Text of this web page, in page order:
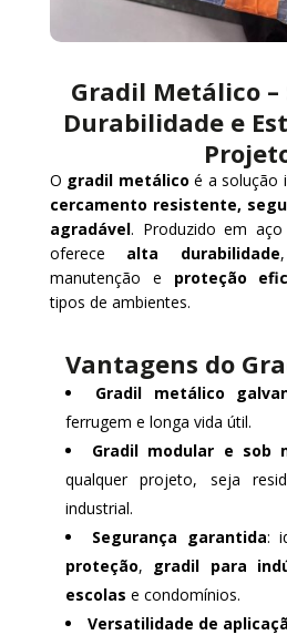
Gradil Metálico –
Durabilidade e
O gradil metálico é a solução
cercamento resistente,
agradável. Produzido em
oferece alta durabilidade
manutenção e proteção
tipos de ambientes.
Vantagens do
Gradil metálico
ferrugem e longa vida útil.
Gradil modular e sob
qualquer projeto, seja
industrial.
Segurança garantida:
proteção, gradil para
escolas e condomínios.
Versatilidade de